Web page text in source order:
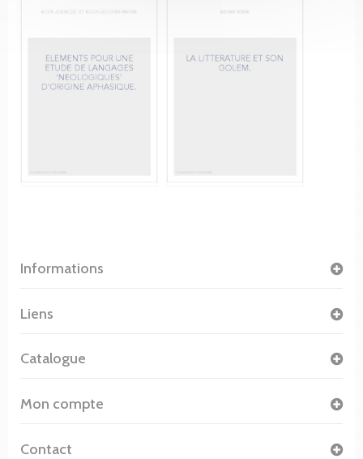
Informations
Liens
Catalogue
Mon compte
Contact